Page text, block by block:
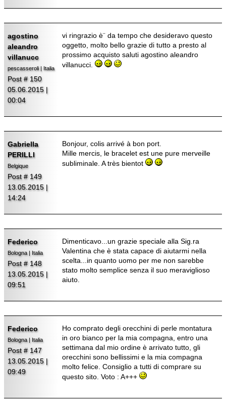
agostino
aleandro
villanucc
pescasseroli | Italia
Post # 150
05.06.2015 |
00:04
vi ringrazio è¨ da tempo che desideravo questo
oggetto, molto bello grazie di tutto a presto al
prossimo acquisto saluti agostino aleandro
villanucci.
Gabriella
PERILLI
Belgique
Post # 149
13.05.2015 |
14:24
Bonjour, colis arrivé à bon port.
Mille mercis, le bracelet est une pure merveille
subliminale. A très bientot
Federico
Bologna | Italia
Post # 148
13.05.2015 |
09:51
Dimenticavo...un grazie speciale alla Sig.ra
Valentina che è stata capace di aiutarmi nella
scelta...in quanto uomo per me non sarebbe
stato molto semplice senza il suo meraviglioso
aiuto.
Federico
Bologna | Italia
Post # 147
13.05.2015 |
09:49
Ho comprato degli orecchini di perle montatura
in oro bianco per la mia compagna, entro una
settimana dal mio ordine è arrivato tutto, gli
orecchini sono bellissimi e la mia compagna
molto felice. Consiglio a tutti di comprare su
questo sito. Voto : A+++